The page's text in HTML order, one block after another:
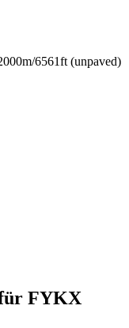
6561ft (unpaved)
FYKX